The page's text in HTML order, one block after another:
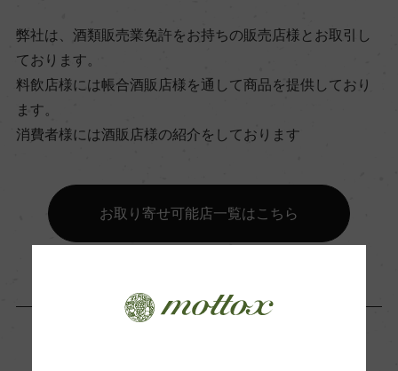
ビオ情報・認証機関
サステナブル農法, Equalitas Sustainable Winery
弊社は、酒類販売業免許をお持ちの販売店様とお取引し
ております。
料飲店様には帳合酒販店様を通して商品を提供しており
ます。
消費者様には酒販店様の紹介をしております
お取り寄せ可能店一覧はこちら